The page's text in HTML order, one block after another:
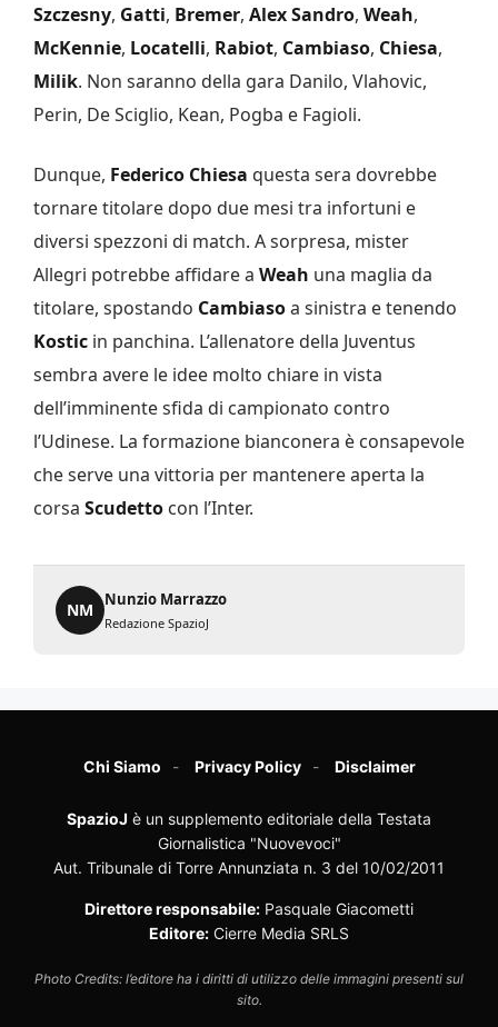
Szczesny, Gatti, Bremer, Alex Sandro, Weah,
McKennie, Locatelli, Rabiot, Cambiaso, Chiesa,
Milik. Non saranno della gara Danilo, Vlahovic,
Perin, De Sciglio, Kean, Pogba e Fagioli.
Dunque, Federico Chiesa questa sera dovrebbe
tornare titolare dopo due mesi tra infortuni e
diversi spezzoni di match. A sorpresa, mister
Allegri potrebbe affidare a Weah una maglia da
titolare, spostando Cambiasoa sinistra e tenendo
Kostic in panchina. L’allenatore della Juventus
sembra avere le idee molto chiare in vista
dell’imminente sfida di campionato contro
l’Udinese. La formazione bianconera è consapevole
che serve una vittoria per mantenere aperta la
corsa Scudetto con l’Inter.
NM
Nunzio Marrazzo
Redazione SpazioJ
Chi Siamo Privacy Policy Disclaimer
SpazioJ è un supplemento editoriale della Testata
Giornalistica "Nuovevoci"
Aut. Tribunale di Torre Annunziata n. 3 del 10/02/2011
Direttore responsabile: Pasquale Giacometti
Editore: Cierre Media SRLS
Photo Credits: l’editore ha i diritti di utilizzo delle immagini presenti sul
sito.